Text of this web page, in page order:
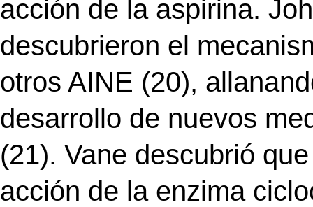
acción de la aspirina.
descubrieron el
otros AINE (20),
desarrollo de nuevos
(21). Vane descubrió
acción de la enzima